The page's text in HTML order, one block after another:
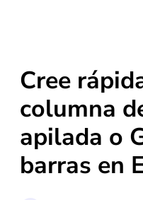
Cree
columna
apilada o
barras en